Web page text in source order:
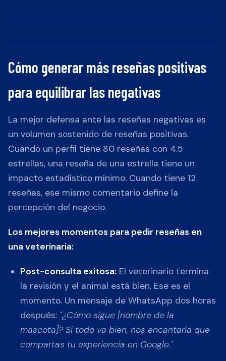
Cómo generar más reseñas positivas
para equilibrar las negativas
La mejor defensa ante las reseñas negativas es
un volumen sostenido de reseñas positivas.
Cuando un perfil tiene 80 reseñas con 4.5
estrellas, una reseña de una estrella tiene un
impacto estadístico mínimo. Cuando tiene 12
reseñas, ese mismo comentario define la
percepción del negocio.
Los mejores momentos para pedir reseñas en
una veterinaria:
Post-consulta exitosa: El veterinario termina
la revisión y el animal está bien. Ese es el
momento. Un mensaje de WhatsApp dos horas
después: "¿Cómo sigue [nombre de la
mascota]? Si todo va bien, nos encantaría que
compartas tu experiencia en Google."